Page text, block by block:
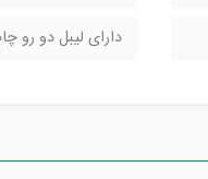
دارای لیبل دو رو